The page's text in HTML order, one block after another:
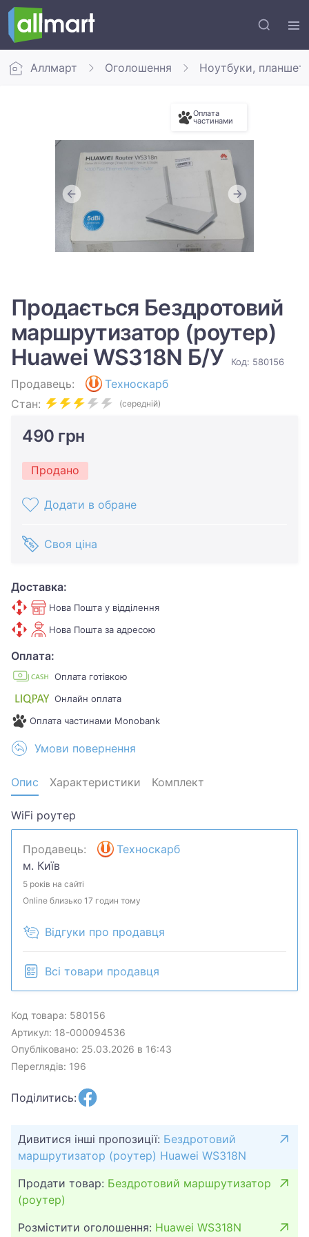
Аллмарт Оголошення Ноутбуки,
Оплата
частинами
Продається Бездротовий
маршрутизатор (роутер)
Huawei WS318N Б/У
Код: 580156
Продавець:
Техноскарб
Стан:
(середній)
490 грн
Продано
Додати в обране
Своя ціна
Доставка:
Нова Пошта у відділення
Нова Пошта за адресою
Оплата:
Оплата готівкою
Онлайн оплата
Оплата частинами Monobank
Умови повернення
Опис Характеристики Комплект
WiFi роутер
Продавець:
Техноскарб
м. Київ
5 років на сайті
Online близько 17 годин тому
Відгуки про продавця
Всі товари продавця
Код товара: 580156
Артикул: 18-000094536
Опубліковано: 25.03.2026 в 16:43
Переглядів: 196
Поділитись:
Дивитися інші пропозиції: Бездротовий
маршрутизатор (роутер) Huawei WS318N
Продати товар: Бездротовий маршрутизатор
(роутер)
Розмістити оголошення: Huawei WS318N